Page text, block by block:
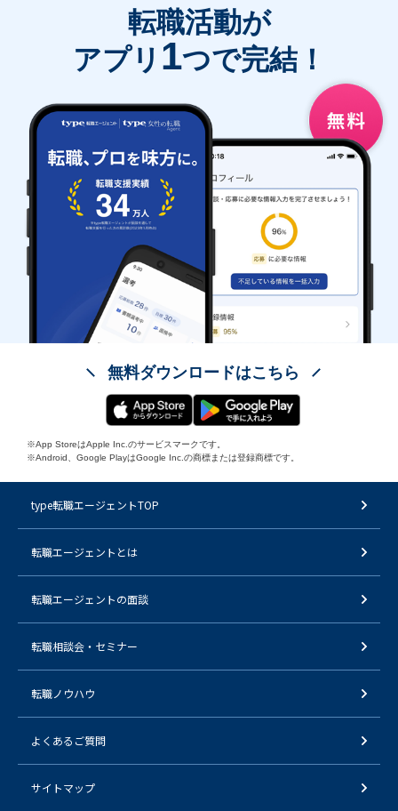
転職活動が
アプリ 1つで完結！
無料ダウンロードはこちら
※App StoreはApple Inc.のサービスマークです。
※Android、Google PlayはGoogle Inc.の商標または登録商標です。
type転職エージェントTOP
転職エージェントとは
転職エージェントの面談
転職相談会・セミナー
転職ノウハウ
よくあるご質問
サイトマップ